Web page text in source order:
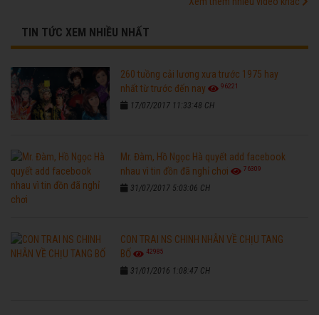
TIN TỨC XEM NHIỀU NHẤT
260 tuồng cải lương xưa trước 1975 hay
nhất từ trước đến nay
96221
17/07/2017 11:33:48 CH
Mr. Đàm, Hồ Ngọc Hà quyết add facebook
nhau vì tin đồn đã nghỉ chơi
76309
31/07/2017 5:03:06 CH
CON TRAI NS CHINH NHẪN VỀ CHỊU TANG
BỐ
42985
31/01/2016 1:08:47 CH